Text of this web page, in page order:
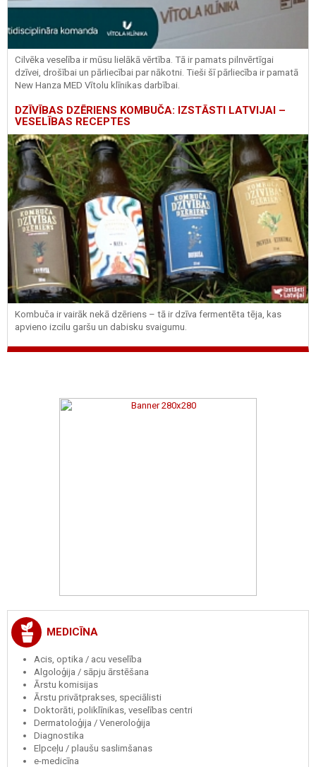
Cilvēka veselība ir mūsu lielākā vērtība. Tā ir pamats pilnvērtīgai
dzīvei, drošībai un pārliecībai par nākotni. Tieši šī pārliecība ir pamatā
New Hanza MED Vītolu klīnikas darbībai.
DZĪVĪBAS DZĒRIENS KOMBUČA: IZSTĀSTI LATVIJAI –
VESELĪBAS RECEPTES
Kombuča ir vairāk nekā dzēriens – tā ir dzīva fermentēta tēja, kas
apvieno izcilu garšu un dabisku svaigumu.
MEDICĪNA
Acis, optika / acu veselība
Algoloģija / sāpju ārstēšana
Ārstu komisijas
Ārstu privātprakses, speciālisti
Doktorāti, poliklīnikas, veselības centri
Dermatoloģija / Veneroloģija
Diagnostika
Elpceļu / plaušu saslimšanas
e-medicīna